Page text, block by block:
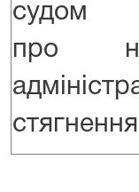
судом
про
стягнення